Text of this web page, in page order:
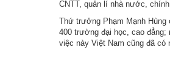
CNTT, quản lí nhà nước,
Thứ trưởng Phạm Mạnh Hùng
400 trường đại học, cao đẳng;
việc này Việt Nam cũng đã có